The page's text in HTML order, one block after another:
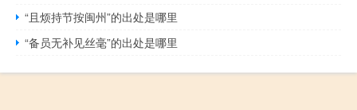
“且烦持节按闽州”的出处是哪里
“备员无补见丝毫”的出处是哪里